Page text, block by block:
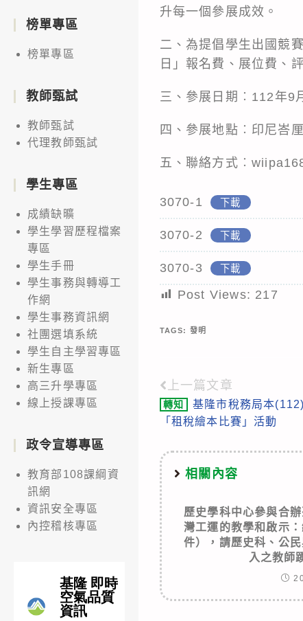
升每一個參展成效。
二、為提倡學生出國競
日」報名費、展位費、
三、參展日期︰112年9
四、參展地點︰印尼峇
五、聯絡方式
3070-1 下載
3070-2 下載
3070-3 下載
Post Views: 217
TAGS: 發明
Read
more
上一篇文章
轉知
基隆市稅務局本
「租稅繪本比賽」活動
相關內容
歷史學科中心參與合
灣工運的教學和啟示
件），請歷史科、公
入之教師
榜單專區
榜單專區
教師甄試
教師甄試
代理教師甄試
學生專區
成績缺曠
學生學習歷程檔案
專區
學生手冊
學生事務與轉導工
作網
學生事務資訊網
社團選填系統
學生自主學習專區
新生專區
高三升學專區
線上授課專區
政令宣導專區
教育部108課綱資
訊網
資訊安全專區
內控稽核專區